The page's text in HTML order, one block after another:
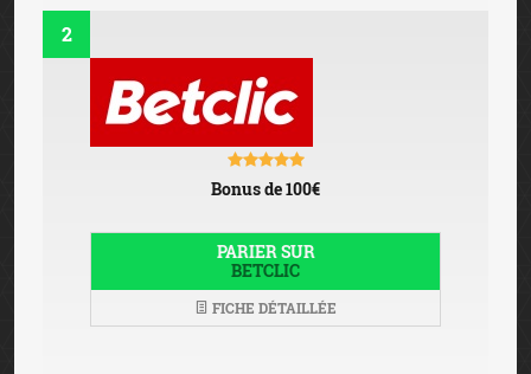
2
Bonus de 100€
PARIER SUR
BETCLIC
FICHE DÉTAILLÉE